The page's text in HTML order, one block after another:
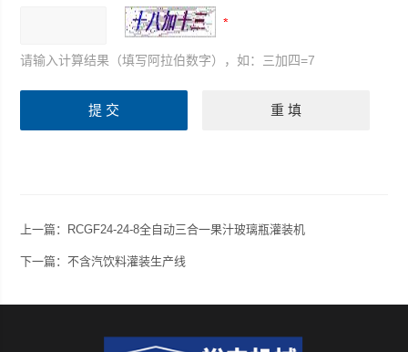
请输入计算结果（填写阿拉伯数字），如：三加四=7
上一篇： RCGF24-24-8全自动三合一果汁玻璃瓶灌装机
下一篇：不含汽饮料灌装生产线